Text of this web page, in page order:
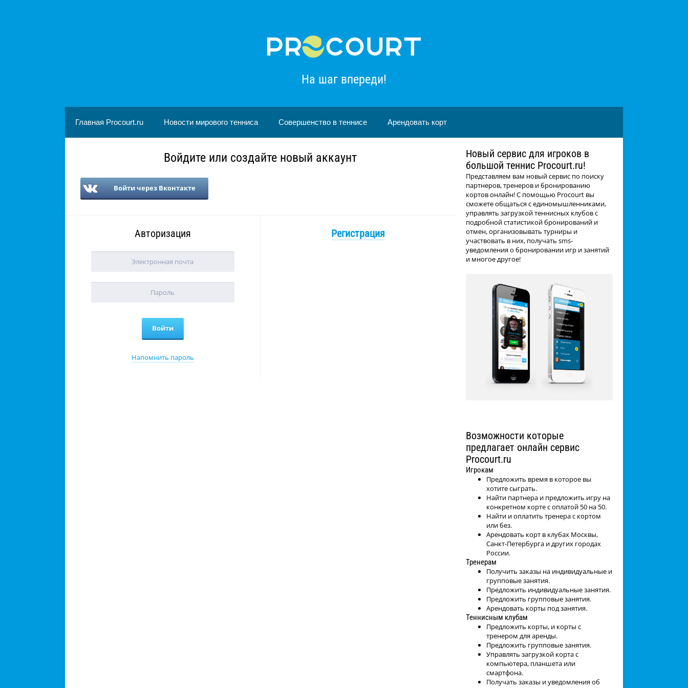
На шаг впереди!
Главная Procourt.ru Новости мирового тенниса Совершенство в теннисе Арендовать корт
Войдите или создайте новый аккаунт
Войти через Вконтакте
Авторизация
Напомнить пароль
Регистрация
Новый сервис для игроков в
большой теннис Procourt.ru!
Представляем вам новый сервис по поиску
партнеров, тренеров и бронированию
кортов онлайн! С помощью Procourt вы
сможете общаться с единомышленниками,
управлять загрузкой теннисных клубов с
подробной статистикой бронирований и
отмен, организовывать турниры и
участвовать в них, получать sms-
уведомления о бронировании игр и занятий
и многое другое!
Возможности которые
предлагает онлайн сервис
Procourt.ru
Игрокам
Предложить время в которое вы
хотите сыграть.
Найти партнера и предложить игру на
конкретном корте с оплатой 50 на 50.
Найти и оплатить тренера с кортом
или без.
Арендовать корт в клубах Москвы,
Санкт-Петербурга и других городах
России.
Тренерам
Получить заказы на индивидуальные и
групповые занятия.
Предложить индивидуальные занятия.
Предложить групповые занятия.
Арендовать корты под занятия.
Теннисным клубам
Предложить корты, и корты с
тренером для аренды.
Предложить групповые занятия.
Управлять загрузкой корта с
компьютера, планшета или
смартфона.
Получать заказы и уведомления об